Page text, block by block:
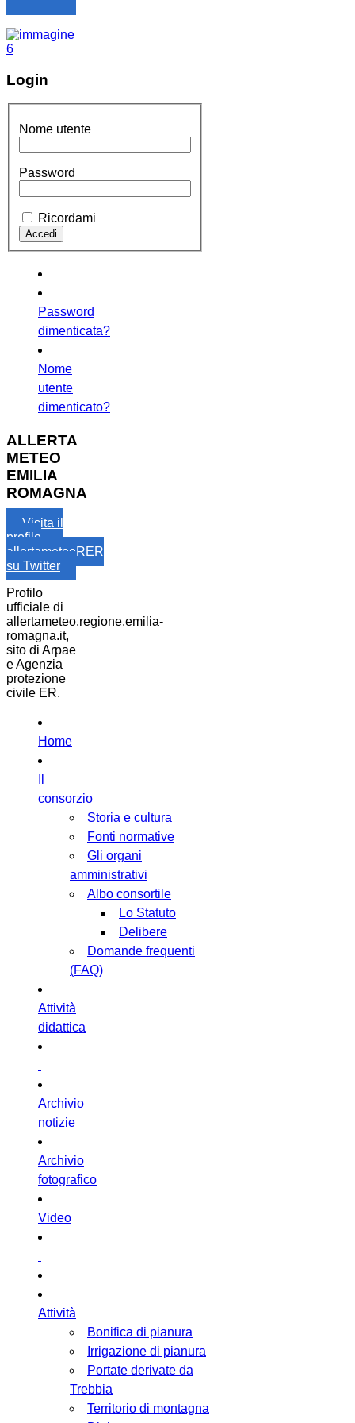
Login
Nome utente
Password
Ricordami
Password
dimenticata?
Nome
utente
dimenticato?
ALLERTA
METEO
EMILIA
ROMAGNA
Visita il
profilo
allertameteoRER
su Twitter
Profilo
ufficiale di
allertameteo.regione.emilia-
romagna.it,
sito di Arpae
e Agenzia
protezione
civile ER.
Home
consorzio
Storia e cultura
Fonti normative
Gli organi
amministrativi
Albo consortile
Lo Statuto
Delibere
Domande frequenti
(FAQ)
Attività
didattica
Archivio
notizie
Archivio
fotografico
Video
Attività
Bonifica di pianura
Irrigazione di pianura
Portate derivate da
Trebbia
Territorio di montagna